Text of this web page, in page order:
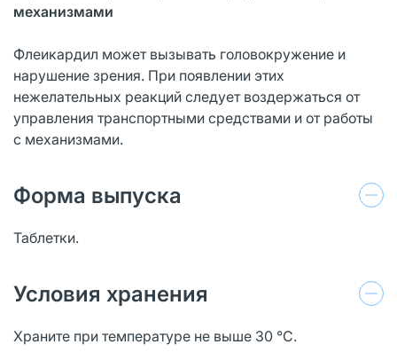
механизмами
Флеикардил может вызывать головокружение и
нарушение зрения. При появлении этих
нежелательных реакций следует воздержаться от
управления транспортными средствами и от работы
с механизмами.
Форма выпуска
Таблетки.
Условия хранения
Храните при температуре не выше 30 °С.